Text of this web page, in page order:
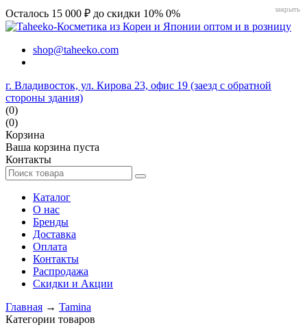
Осталось 15 000 ₽ до скидки 10% 0%
shop@taheeko.com
г. Владивосток, ул. Кирова 23, офис 19 (заезд с обратной
стороны здания)
(0)
(0)
Корзина
Ваша корзина пуста
Контакты
Каталог
О нас
Бренды
Доставка
Оплата
Контакты
Распродажа
Скидки и Акции
Главная → Tamina
Категории товаров
закрыть